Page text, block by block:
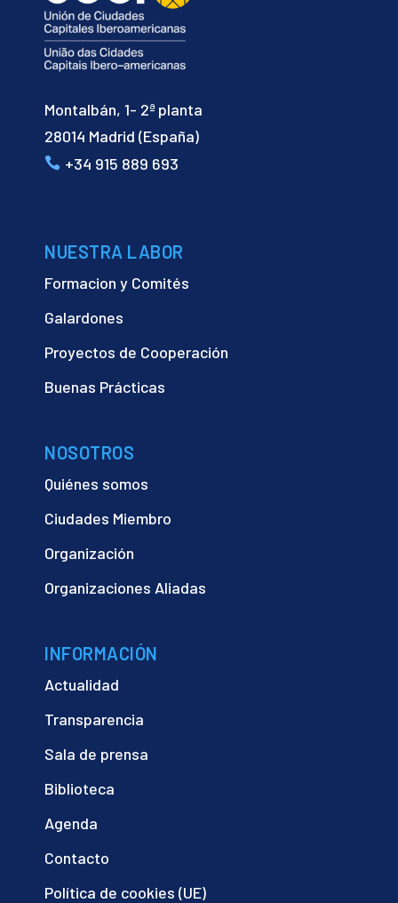
Montalbán, 1- 2ª planta
28014 Madrid (España)
+34 915 889 693
NUESTRA LABOR
Formacion y Comités
Galardones
Proyectos de Cooperación
Buenas Prácticas
NOSOTROS
Quiénes somos
Ciudades Miembro
Organización
Organizaciones Aliadas
INFORMACIÓN
Actualidad
Transparencia
Sala de prensa
Biblioteca
Agenda
Contacto
Política de cookies (UE)